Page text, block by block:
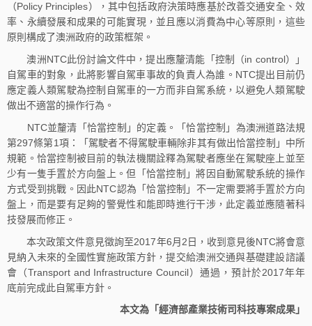
（Policy Principles），其中包括政府決策時應基於改善交通安全、效
率、永續發展和成果的可能實現，並且應以消費為中心等原則，這些
原則構成了澳洲政府的政策框架。
澳洲NTC此份討論文件中，提出應釐清能「控制（in control）」
自駕車的對象，此將影響自駕車事故的負責人為誰。NTC提出目前仍
應定義人類駕駛為控制自駕車的一方而非自駕系統，以避免人類駕駛
做出不適當的操作行為。
NTC並釐清「恰當控制」的定義。「恰當控制」為澳洲道路法規
第297條第1項：「駕駛者不得駕駛車輛除非其有做出恰當控制」中所
規範。恰當控制被目前的執法機關詮釋為駕駛者應坐在駕駛座上並至
少有一隻手置於方向盤上。但「恰當控制」將因自動駕駛系統的操作
方式受到挑戰。因此NTC認為「恰當控制」不一定需要將手置於方向
盤上，而是要有足夠的警覺性和能即時進行干涉，此定義並應隨著科
技發展而修正。
本次政策文件意見徵詢至2017年6月2日，收到意見後NTC將會意
見納入未來的全國性實施政策方針，提交給澳洲交通與基礎建設諮議
會（Transport and Infrastructure Council）通過，預計於2017年年
底前完成此自駕車方針。
本文為「經濟部產業技術司科技專案成果」